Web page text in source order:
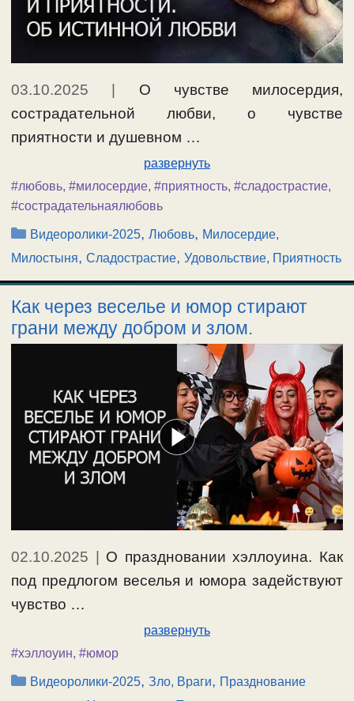
03.10.2025
О чувстве милосердия,
сострадательной любви, о чувстве
приятности и душевном …
развернуть
#любовь, #милосердие, #приятность, #сладострастие,
#сострадательнаялюбовь
Рубрики
Видеоролики-2025,Любовь, Милосердие,
Милостыня, Сладострастие, Удовольствие, Приятность
Как через веселье и юмор стирают
грани между добром и злом.
02.10.2025 | О праздновании хэллоуина. Как
под предлогом веселья и юмора задействуют
чувство …
развернуть
#хэллоуин, #юмор
Рубрики
Видеоролики-2025,Зло, Враги, Празднование